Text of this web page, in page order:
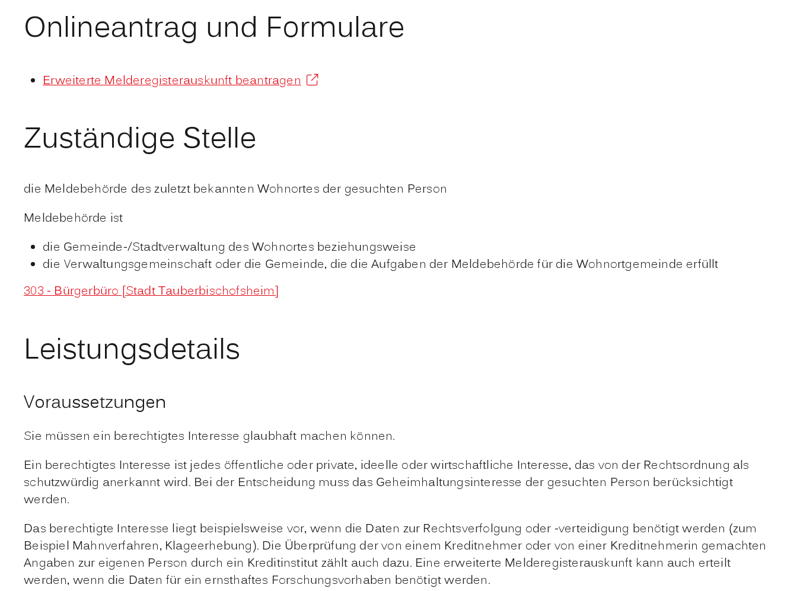
Onlineantrag und Formulare
Erweiterte Melderegisterauskunft beantragen
Zuständige Stelle
die Meldebehörde des zuletzt bekannten Wohnortes der gesuchten Person
Meldebehörde ist
die Gemeinde-/Stadtverwaltung des Wohnortes beziehungsweise
die Verwaltungsgemeinschaft oder die Gemeinde, die die Aufgaben der Meldebehörde für die Wohnortgemeinde erfüllt
303 - Bürgerbüro [Stadt Tauberbischofsheim]
Leistungsdetails
Voraussetzungen
Sie müssen ein berechtigtes Interesse glaubhaft machen können.
Ein berechtigtes Interesse ist jedes öffentliche oder private, ideelle oder wirtschaftliche Interesse, das von der Rechtsordnung als
schutzwürdig anerkannt wird. Bei der Entscheidung muss das Geheimhaltungsinteresse der gesuchten Person berücksichtigt
werden.
Das berechtigte Interesse liegt beispielsweise vor, wenn die Daten zur Rechtsverfolgung oder -verteidigung benötigt werden (zum
Beispiel Mahnverfahren, Klageerhebung). Die Überprüfung der von einem Kreditnehmer oder von einer Kreditnehmerin gemachten
Angaben zur eigenen Person durch ein Kreditinstitut zählt auch dazu. Eine erweiterte Melderegisterauskunft kann auch erteilt
werden, wenn die Daten für ein ernsthaftes Forschungsvorhaben benötigt werden.